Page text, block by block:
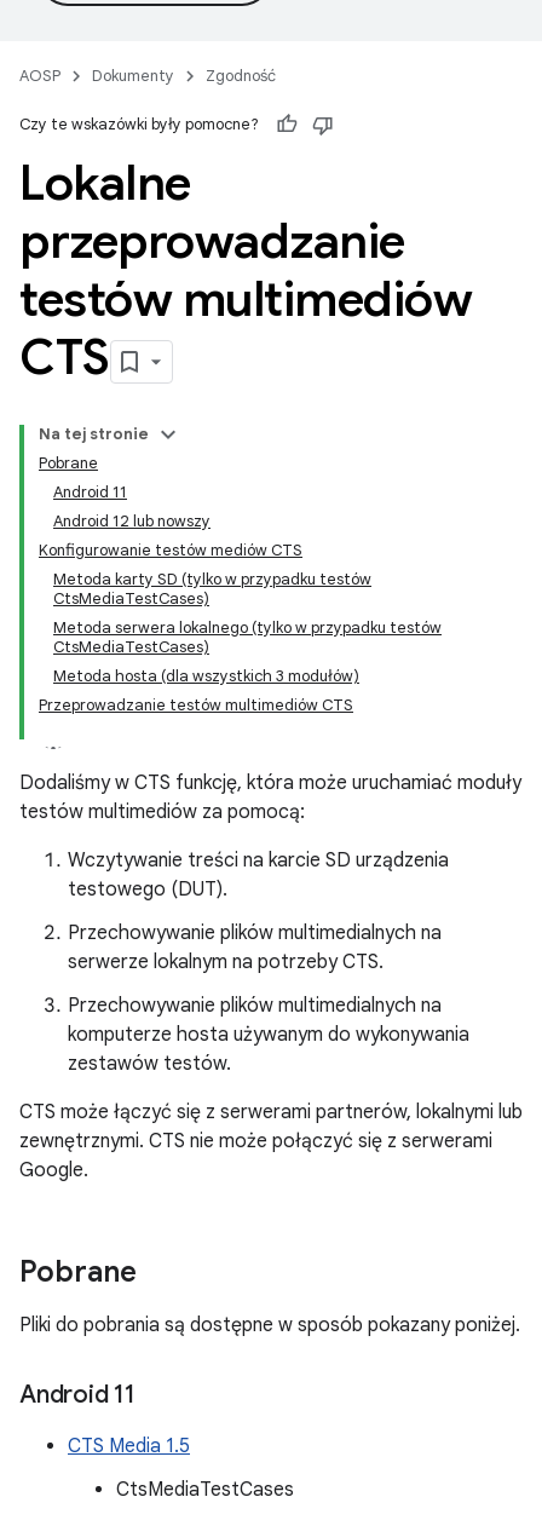
AOSP Dokumenty Zgodność
Czy te wskazówki były pomocne?
Lokalne
przeprowadzanie
testów multimediów
CTS
Na tej stronie
Pobrane
Android 11
Android 12 lub nowszy
Konfigurowanie testów mediów CTS
Metoda karty SD (tylko w przypadku testów
CtsMediaTestCases)
Metoda serwera lokalnego (tylko w przypadku testów
CtsMediaTestCases)
Metoda hosta (dla wszystkich 3 modułów)
Przeprowadzanie testów multimediów CTS
Dodaliśmy w CTS funkcję, która może uruchamiać moduły
testów multimediów za pomocą:
Wczytywanie treści na karcie SD urządzenia
testowego (DUT).
Przechowywanie plików multimedialnych na
serwerze lokalnym na potrzeby CTS.
Przechowywanie plików multimedialnych na
komputerze hosta używanym do wykonywania
zestawów testów.
CTS może łączyć się z serwerami partnerów, lokalnymi lub
zewnętrznymi. CTS nie może połączyć się z serwerami
Google.
Pobrane
Pliki do pobrania są dostępne w sposób pokazany poniżej.
Android 11
CTS Media 1.5
CtsMediaTestCases